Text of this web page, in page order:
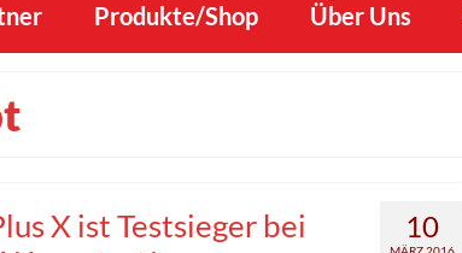
Produkte/Shop Über Uns
10
X ist Testsieger bei